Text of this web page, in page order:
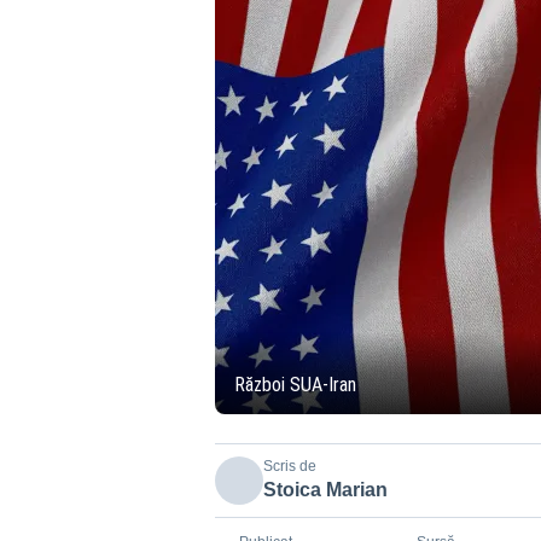
Război SUA-Iran
Scris de
Stoica Marian